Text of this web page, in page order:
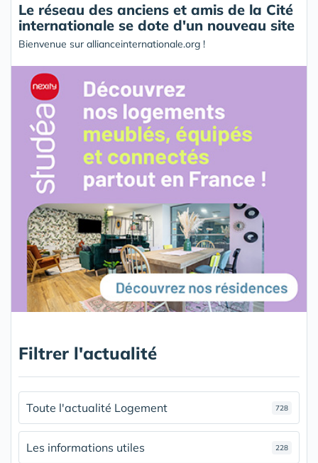
Le réseau des anciens et amis de la Cité
internationale se dote d'un nouveau site
Bienvenue sur allianceinternationale.org !
Filtrer l'actualité
Toute l'actualité Logement 728
Les informations utiles 228